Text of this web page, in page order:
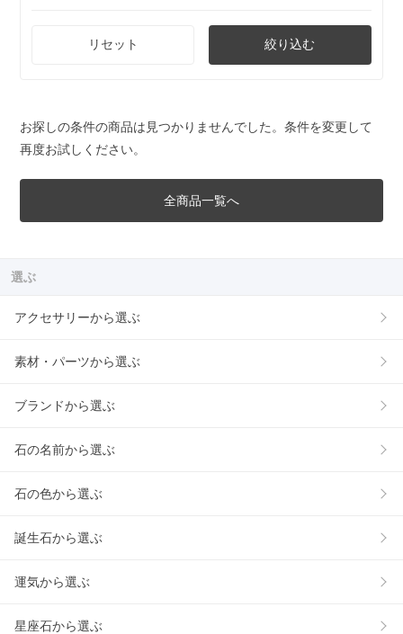
リセット 絞り込む
お探しの条件の商品は見つかりませんでした。条件を変更して
再度お試しください。
全商品一覧へ
選ぶ
アクセサリーから選ぶ
素材・パーツから選ぶ
ブランドから選ぶ
石の名前から選ぶ
石の色から選ぶ
誕生石から選ぶ
運気から選ぶ
星座石から選ぶ